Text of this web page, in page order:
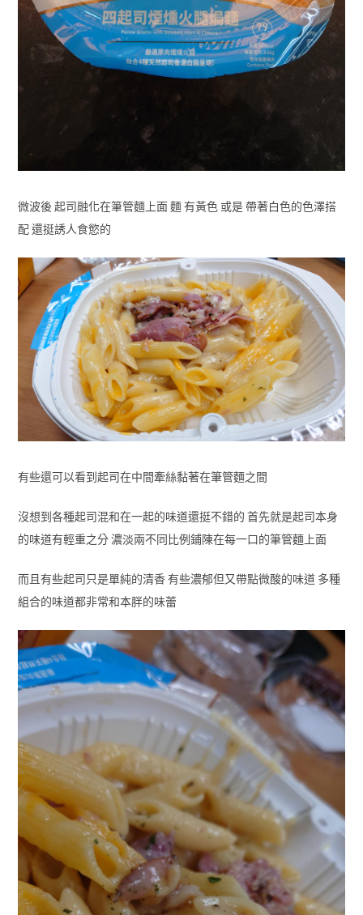
微波後 起司融化在筆管麵上面 麵 有黃色 或是 帶著白色的色澤搭
配 還挺誘人食慾的
有些還可以看到起司在中間牽絲黏著在筆管麵之間
沒想到各種起司混和在一起的味道還挺不錯的 首先就是起司本身
的味道有輕重之分 濃淡兩不同比例鋪陳在每一口的筆管麵上面
而且有些起司只是單純的清香 有些濃郁但又帶點微酸的味道 多種
組合的味道都非常和本胖的味蕾